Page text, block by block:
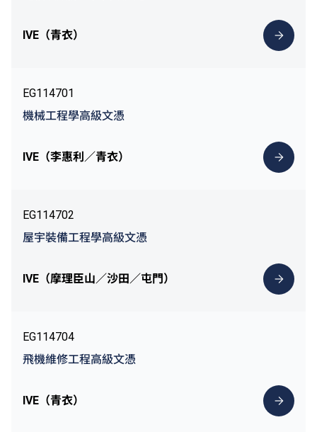
IVE（青衣）
EG114701
機械工程學高級文憑
IVE（李惠利／青衣）
EG114702
屋宇裝備工程學高級文憑
IVE（摩理臣山／沙田／屯門）
EG114704
飛機維修工程高級文憑
IVE（青衣）